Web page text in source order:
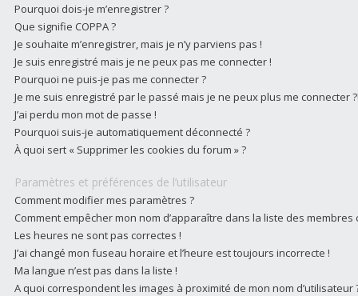
Pourquoi dois-je m’enregistrer ?
Que signifie COPPA ?
Je souhaite m’enregistrer, mais je n’y parviens pas !
Je suis enregistré mais je ne peux pas me connecter !
Pourquoi ne puis-je pas me connecter ?
Je me suis enregistré par le passé mais je ne peux plus me connecter ?!
J’ai perdu mon mot de passe !
Pourquoi suis-je automatiquement déconnecté ?
À quoi sert « Supprimer les cookies du forum » ?
Paramètres et préférences de l’utilisateur
Comment modifier mes paramètres ?
Comment empêcher mon nom d’apparaître dans la liste des membres
Les heures ne sont pas correctes !
J’ai changé mon fuseau horaire et l’heure est toujours incorrecte !
Ma langue n’est pas dans la liste !
A quoi correspondent les images à proximité de mon nom d’utilisateur